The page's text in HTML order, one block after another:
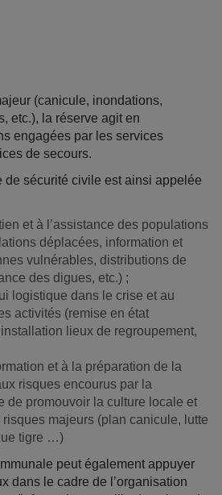
(canicule, inondations,
etc.), la réserve agit en
engagées par les services
de secours.
de sécurité civile est ainsi appelée
et à l’assistance des populations
déplacées, information et
vulnérables, distributions de
des digues, etc.) ;
logistique dans le crise et au
activités (remise en état
lieux de regroupement,
et à la préparation de la
risques encourus par la
de promouvoir la culture locale et
majeurs (plan canicule, lutte
tigre …)
peut également appuyer
dans le cadre de l’organisation